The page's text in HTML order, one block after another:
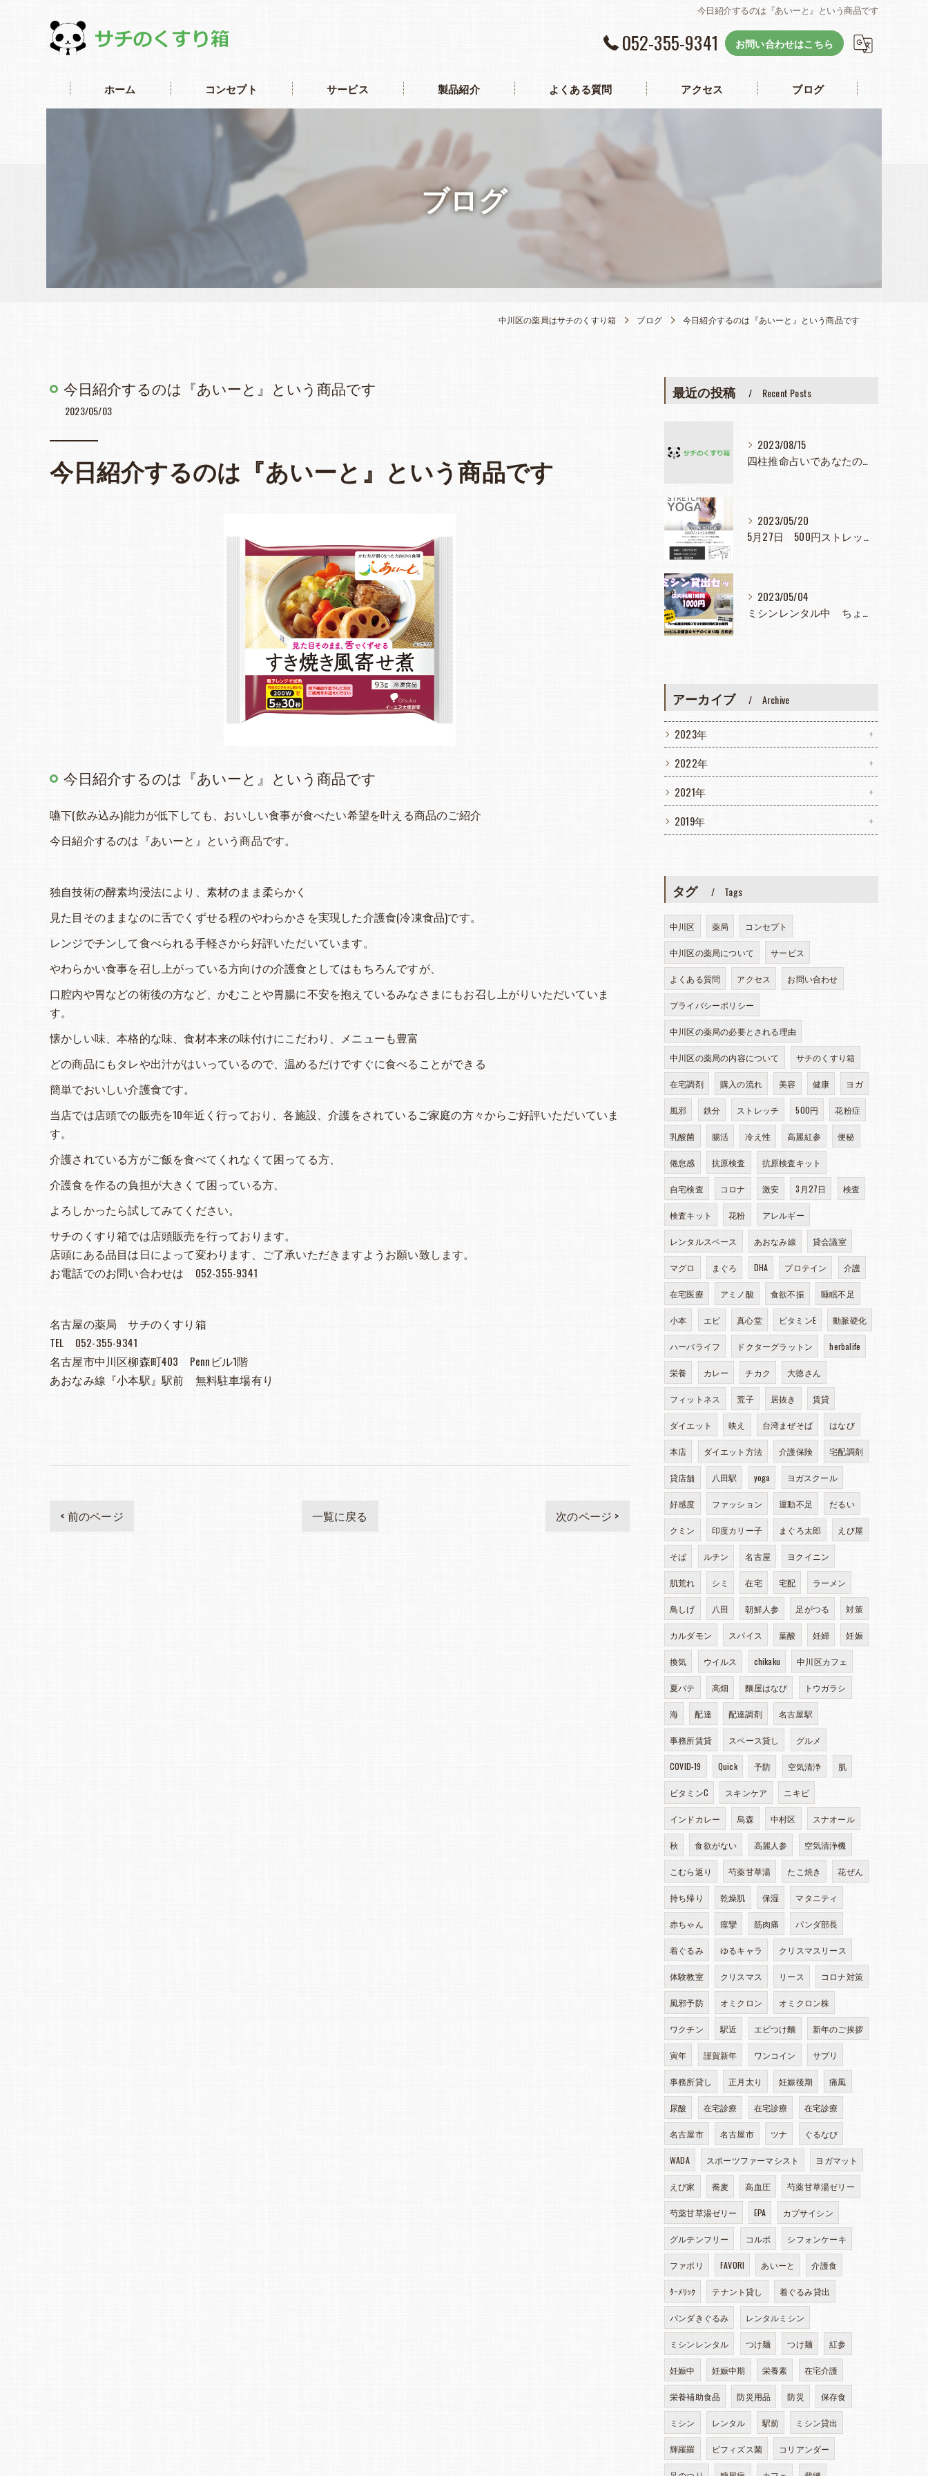
今日紹介するのは『あいーと』という商品です
052-355-9341 お問い合わせはこちら
ホーム コンセプト サービス 製品紹介 よくある質問 アクセス ブログ
ブログ
中川区の薬局はサチのくすり箱 ブログ 今日紹介するのは『あいーと』という商品です
今日紹介するのは『あいーと』という商品です
2023/05/03
今日紹介するのは『あいーと』という商品です
今日紹介するのは『あいーと』という商品です
嚥下(飲み込み)能力が低下しても、おいしい食事が食べたい希望を叶える商品のご紹介
今日紹介するのは『あいーと』という商品です。
独自技術の酵素均浸法により、素材のまま柔らかく
見た目そのままなのに舌でくずせる程のやわらかさを実現した介護食(冷凍食品)です。
レンジでチンして食べられる手軽さから好評いただいています。
やわらかい食事を召し上がっている方向けの介護食としてはもちろんですが、
口腔内や胃などの術後の方など、かむことや胃腸に不安を抱えているみなさまにもお召し上がりいただいていま
す。
懐かしい味、本格的な味、食材本来の味付けにこだわり、メニューも豊富
どの商品にもタレや出汁がはいっているので、温めるだけですぐに食べることができる
簡単でおいしい介護食です。
当店では店頭での販売を10年近く行っており、各施設、介護をされているご家庭の方々からご好評いただいていま
す。
介護されている方がご飯を食べてくれなくて困ってる方、
介護食を作るの負担が大きくて困っている方、
よろしかったら試してみてください。
サチのくすり箱では店頭販売を行っております。
店頭にある品目は日によって変わります、ご了承いただきますようお願い致します。
お電話でのお問い合わせは 052-355-9341
名古屋の薬局 サチのくすり箱
TEL 052-355-9341
名古屋市中川区柳森町403 Pennビル1階
あおなみ線『小本駅』駅前 無料駐車場有り
< 前のページ 一覧に戻る 次のページ >
最近の投稿 Recent Posts
2023/08/15
四柱推命占いであなたの人生見つめてみませんか？
2023/05/20
5月27日 500円ストレッチヨガ教室
2023/05/04
ミシンレンタル中 ちょっと使いたとき大活躍
アーカイブ Archive
2023年
2022年
2021年
2019年
タグ Tags
中川区 薬局 コンセプト
中川区の薬局について サービス
よくある質問 アクセス お問い合わせ
プライバシーポリシー
中川区の薬局の必要とされる理由
中川区の薬局の内容について サチのくすり箱
在宅調剤 購入の流れ 美容 健康 ヨガ
風邪 鉄分 ストレッチ 500円 花粉症
乳酸菌 腸活 冷え性 高麗紅参 便秘
倦怠感 抗原検査 抗原検査キット
自宅検査 コロナ 激安 3月27日 検査
検査キット 花粉 アレルギー
レンタルスペース あおなみ線 貸会議室
マグロ まぐろ DHA プロテイン 介護
在宅医療 アミノ酸 食欲不振 睡眠不足
小本 エビ 真心堂 ビタミンE 動脈硬化
ハーバライフ ドクターグラットン herbalife
栄養 カレー チカク 大徳さん
フィットネス 荒子 居抜き 賃貸
ダイエット 映え 台湾まぜそば はなび
本店 ダイエット方法 介護保険 宅配調剤
貸店舗 八田駅 yoga ヨガスクール
好感度 ファッション 運動不足 だるい
クミン 印度カリー子 まぐろ太郎 えび屋
そば ルチン 名古屋 ヨクイニン
肌荒れ シミ 在宅 宅配 ラーメン
鳥しげ 八田 朝鮮人参 足がつる 対策
カルダモン スパイス 葉酸 妊婦 妊娠
換気 ウイルス chikaku 中川区カフェ
夏バテ 高畑 麵屋はなび トウガラシ
海 配達 配達調剤 名古屋駅
事務所賃貸 スペース貸し グルメ
COVID-19 Quick 予防 空気清浄 肌
ビタミンC スキンケア ニキビ
インドカレー 烏森 中村区 スナオール
秋 食欲がない 高麗人参 空気清浄機
こむら返り 芍薬甘草湯 たこ焼き 花ぜん
持ち帰り 乾燥肌 保湿 マタニティ
赤ちゃん 痙攣 筋肉痛 パンダ部長
着ぐるみ ゆるキャラ クリスマスリース
体験教室 クリスマス リース コロナ対策
風邪予防 オミクロン オミクロン株
ワクチン 駅近 エビつけ麵 新年のご挨拶
寅年 謹賀新年 ワンコイン サプリ
事務所貸し 正月太り 妊娠後期 痛風
尿酸 在宅診療 在宅診療 在宅診療
名古屋市 名古屋市 ツナ ぐるなび
WADA スポーツファーマシスト ヨガマット
えび家 蕎麦 高血圧 芍薬甘草湯ゼリー
芍薬甘草湯ゼリー EPA カプサイシン
グルテンフリー コルポ シフォンケーキ
ファボリ FAVORI あいーと 介護食
ﾀｰﾒﾘｯｸ テナント貸し 着ぐるみ貸出
パンダきぐるみ レンタルミシン
ミシンレンタル つけ麺 つけ麺 紅参
妊娠中 妊娠中期 栄養素 在宅介護
栄養補助食品 防災用品 防災 保存食
ミシン レンタル 駅前 ミシン貸出
輝羅羅 ビフィズス菌 コリアンダー